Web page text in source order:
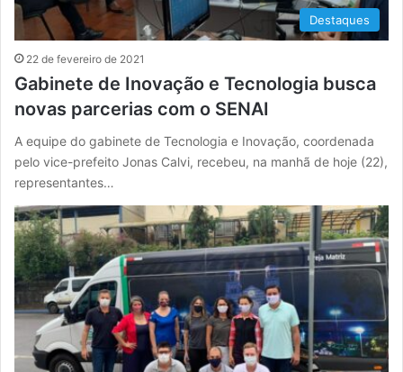
Destaques
22 de fevereiro de 2021
Gabinete de Inovação e Tecnologia busca
novas parcerias com o SENAI
A equipe do gabinete de Tecnologia e Inovação, coordenada
pelo vice-prefeito Jonas Calvi, recebeu, na manhã de hoje (22),
representantes…